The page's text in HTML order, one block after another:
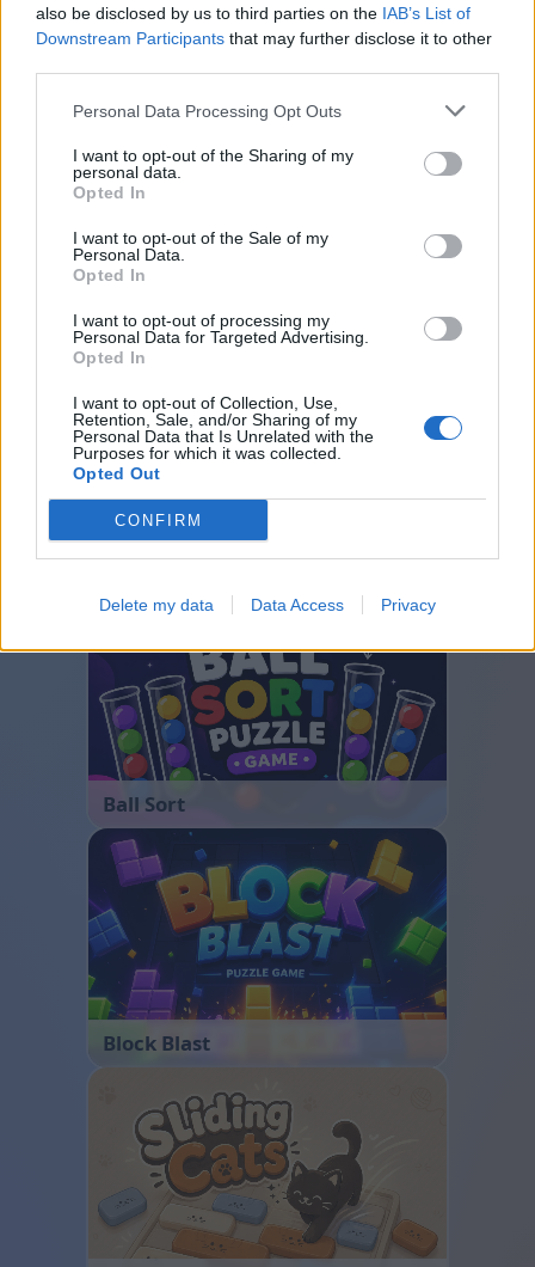
also be disclosed by us to third parties on the IAB’s List of
Downstream Participants that may further disclose it to other
Personal Data Processing Opt Outs
I want to opt-out of the Sharing of my
personal data.
Opted In
I want to opt-out of the Sale of my
Personal Data.
Opted In
I want to opt-out of processing my
Personal Data for Targeted Advertising.
Opted In
I want to opt-out of Collection, Use,
Retention, Sale, and/or Sharing of my
Personal Data that Is Unrelated with the
Purposes for which it was collected.
Opted Out
CONFIRM
Delete my data Data Access Privacy
他のゲーム
カラーバトル
マインスイーパー
リバーシ
バックギャモン
Bubble Shooter
Ball Sort
Block Blast